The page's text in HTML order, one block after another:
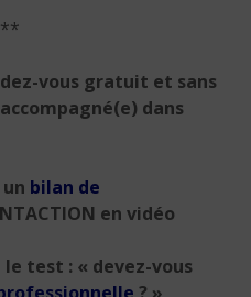
vous gratuit et sans
dans
bilan de
en vidéo
test : « devez-vous